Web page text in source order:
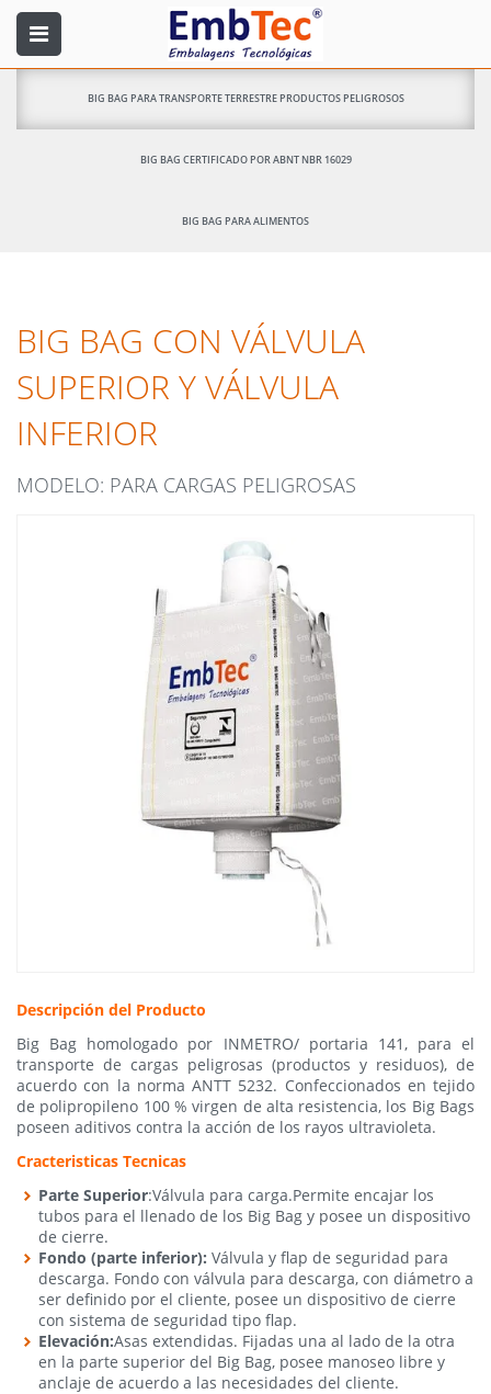
BIG BAG PARA TRANSPORTE TERRESTRE PRODUCTOS PELIGROSOS
BIG BAG CERTIFICADO POR ABNT NBR 16029
BIG BAG PARA ALIMENTOS
BIG BAG CON VÁLVULA
SUPERIOR Y VÁLVULA
INFERIOR
MODELO: PARA CARGAS PELIGROSAS
Descripción del Producto
Big Bag homologado por INMETRO/ portaria 141, para el
transporte de cargas peligrosas (productos y residuos), de
acuerdo con la norma ANTT 5232. Confeccionados en tejido
de polipropileno 100 % virgen de alta resistencia, los Big Bags
poseen aditivos contra la acción de los rayos ultravioleta.
Cracteristicas Tecnicas
Parte Superior:Válvula para carga.Permite encajar los
tubos para el llenado de los Big Bag y posee un dispositivo
de cierre.
Fondo (parte inferior): Válvula y flap de seguridad para
descarga. Fondo con válvula para descarga, con diámetro a
ser definido por el cliente, posee un dispositivo de cierre
con sistema de seguridad tipo flap.
Elevación:Asas extendidas. Fijadas una al lado de la otra
en la parte superior del Big Bag, posee manoseo libre y
anclaje de acuerdo a las necesidades del cliente.